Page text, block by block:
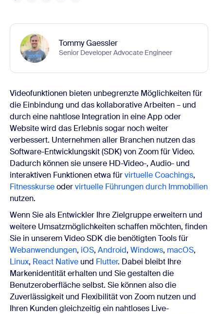
Tommy Gaessler
Senior Developer Advocate Engineer
Videofunktionen bieten unbegrenzte Möglichkeiten für
die Einbindung und das kollaborative Arbeiten – und
durch eine nahtlose Integration in eine App oder
Website wird das Erlebnis sogar noch weiter
verbessert. Unternehmen aller Branchen nutzen das
Software-Entwicklungskit (SDK) von Zoom für Video.
Dadurch können sie unsere HD-Video-, Audio- und
interaktiven Funktionen etwa fürvirtuelle Coachings,
Fitnesskurseodervirtuelle Führungen durch Immobilien
nutzen.
Wenn Sie als Entwickler Ihre Zielgruppe erweitern und
weitere Umsatzmöglichkeiten schaffen möchten, finden
Sie in unserem Video SDK die benötigten Tools für
Webanwendungen, iOS, Android, Windows, macOS,
Linux, React Native und Flutter. Dabei bleibt Ihre
Markenidentität erhalten und Sie gestalten die
Benutzeroberfläche selbst. Sie können also die
Zuverlässigkeit und Flexibilität von Zoom nutzen und
Ihren Kunden gleichzeitig ein nahtloses Live-